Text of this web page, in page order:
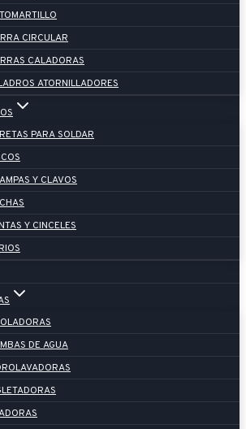
CIRCULAR
CALADORAS
ATORNILLADORES
PARA SOLDAR
Y CLAVOS
Y CINCELES
DE AGUA